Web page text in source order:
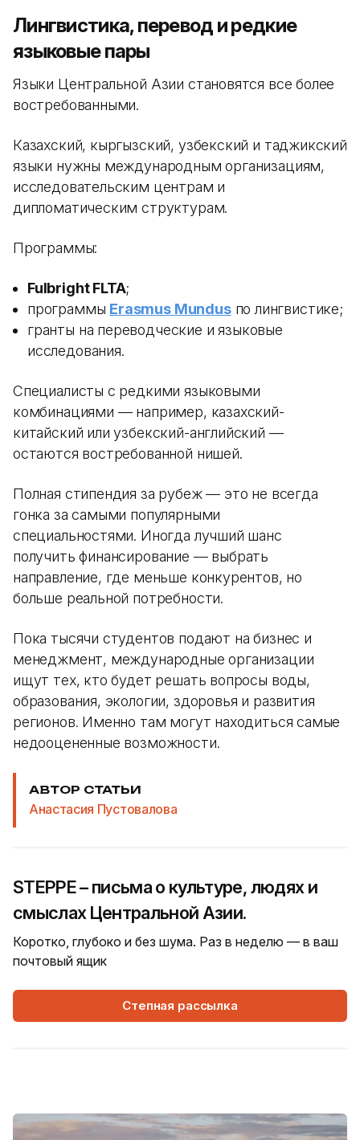
Лингвистика, перевод и редкие
языковые пары
Языки Центральной Азии становятся все более
востребованными.
Казахский, кыргызский, узбекский и таджикский
языки нужны международным организациям,
исследовательским центрам и
дипломатическим структурам.
Программы:
Fulbright FLTA;
программы Erasmus Mundusпо лингвистике;
гранты на переводческие и языковые
исследования.
Специалисты с редкими языковыми
комбинациями — например, казахский-
китайский или узбекский-английский —
остаются востребованной нишей.
Полная стипендия за рубеж — это не всегда
гонка за самыми популярными
специальностями. Иногда лучший шанс
получить финансирование — выбрать
направление, где меньше конкурентов, но
больше реальной потребности.
Пока тысячи студентов подают на бизнес и
менеджмент, международные организации
ищут тех, кто будет решать вопросы воды,
образования, экологии, здоровья и развития
регионов. Именно там могут находиться самые
недооцененные возможности.
АВТОР СТАТЬИ
Анастасия Пустовалова
STEPPE – письма о культуре, людях и
смыслах Центральной Азии.
Коротко, глубоко и без шума. Раз в неделю — в ваш
почтовый ящик
Степная рассылка